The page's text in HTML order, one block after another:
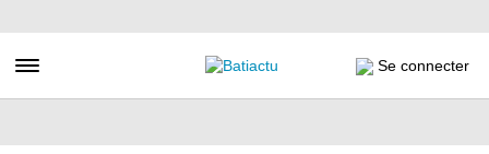
au
principal
Toggle navigation Se connecter